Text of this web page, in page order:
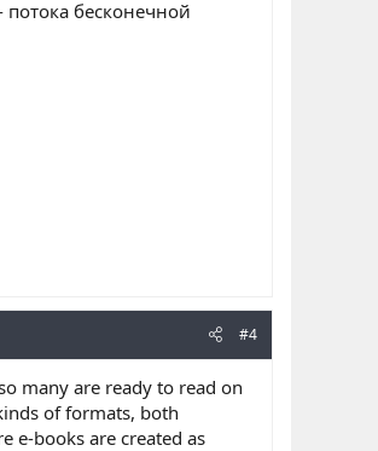
бесконечной
#4
many are ready to read on
of formats, both
e-books are created as